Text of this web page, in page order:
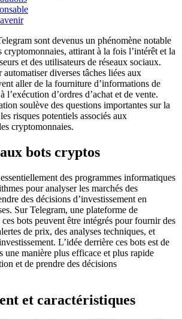
sont devenus un phénomène notable
cryptomonnaies, attirant à la fois l’intérêt et la
et des utilisateurs de réseaux sociaux.
diverses tâches liées aux
aller de la fourniture d’informations de
l’exécution d’ordres d’achat et de vente.
soulève des questions importantes sur la
risques potentiels associés aux
cryptomonnaies.
bots cryptos
des programmes informatiques
pour analyser les marchés des
des décisions d’investissement en
Sur Telegram, une plateforme de
bots peuvent être intégrés pour fournir des
de prix, des analyses techniques, et
L’idée derrière ces bots est de
une manière plus efficace et plus rapide
et de prendre des décisions
et caractéristiques